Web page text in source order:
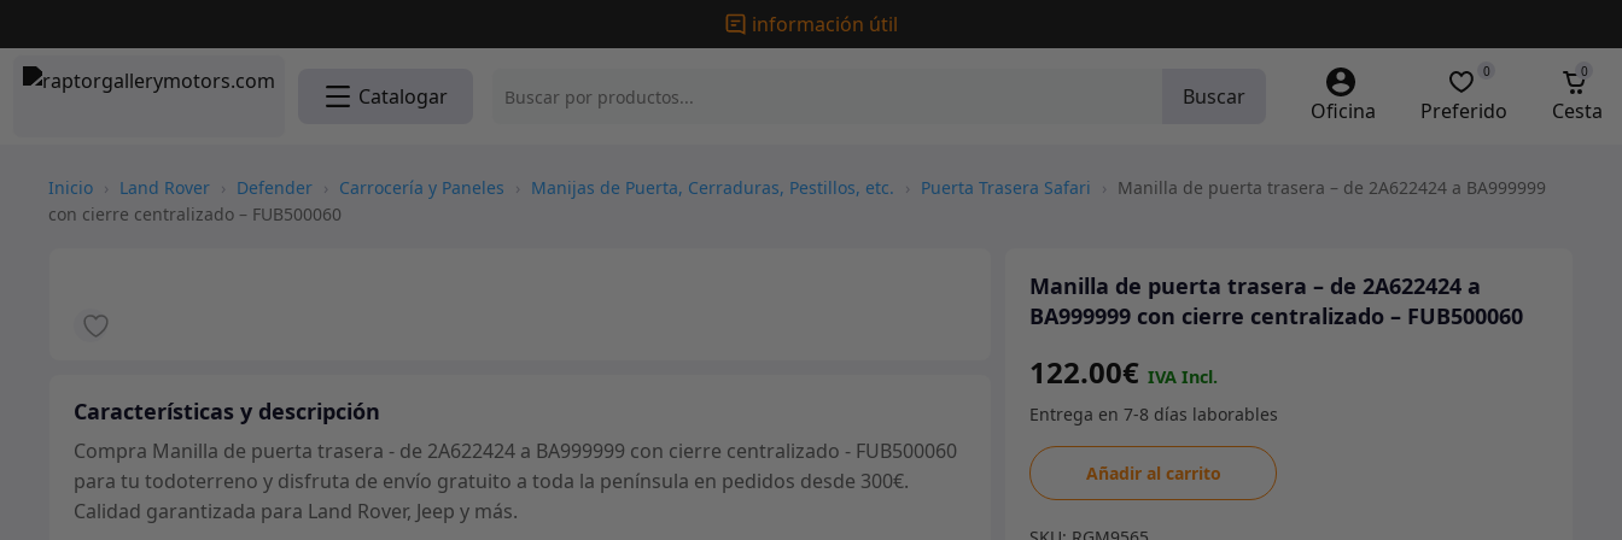
información útil
Catalogar Buscar
Oficina Preferido
0
Cesta
0
Inicio › Land Rover › Defender › Carrocería y Paneles › Manijas de Puerta, Cerraduras, Pestillos, etc. › Puerta Trasera Safari › Manilla de puerta trasera – de 2A622424 a BA999999
con cierre centralizado – FUB500060
Características y descripción
Compra Manilla de puerta trasera - de 2A622424 a BA999999 con cierre centralizado - FUB500060
para tu todoterreno y disfruta de envío gratuito a toda la península en pedidos desde 300€.
Calidad garantizada para Land Rover, Jeep y más.
Manilla de puerta trasera – de 2A622424 a
BA999999 con cierre centralizado – FUB500060
122.00€
Manilla
de
Añadir al carrito